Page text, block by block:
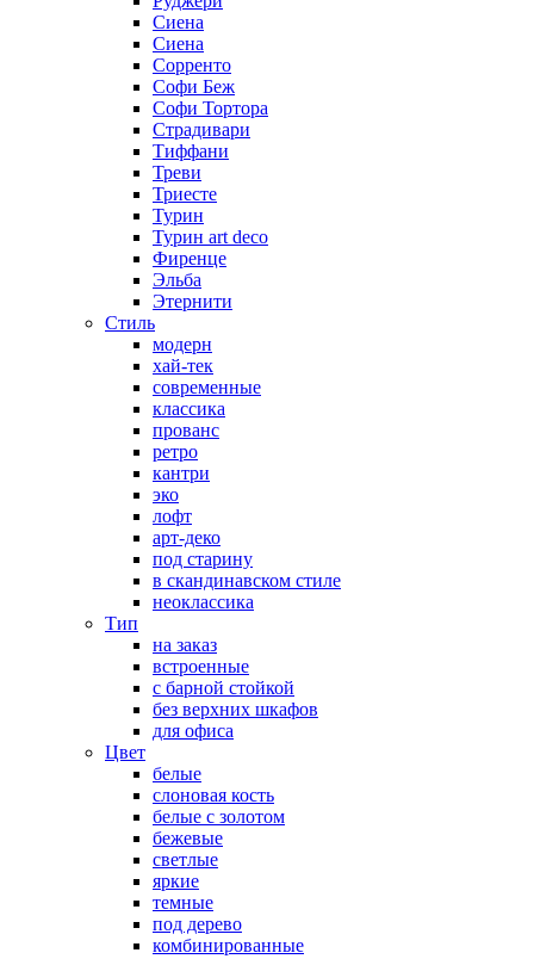
Сиена
Сиена
Сорренто
Софи Беж
Софи Тортора
Страдивари
Тиффани
Треви
Триесте
Турин
Турин art deco
Фиренце
Эльба
Этернити
Стиль
модерн
хай-тек
современные
классика
прованс
ретро
кантри
эко
лофт
арт-деко
под старину
в скандинавском стиле
неоклассика
Тип
на заказ
встроенные
с барной стойкой
без верхних шкафов
для офиса
Цвет
белые
слоновая кость
белые с золотом
бежевые
светлые
яркие
темные
под дерево
комбинированные